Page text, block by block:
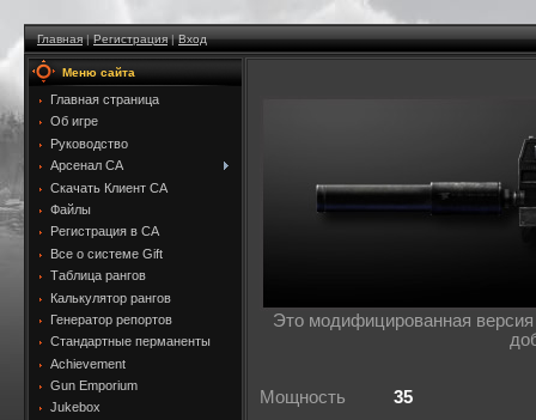
Главная|Регистрация|Вход
Меню сайта
Главная страница
Об игре
Руководство
Арсенал CA
Скачать Клиент CA
Файлы
Регистрация в CA
Все о системе Gift
Таблица рангов
Калькулятор рангов
Генератор репортов
Стандартные перманенты
Achievement
Gun Emporium
Jukebox
Это модифицированная
Мощность 35